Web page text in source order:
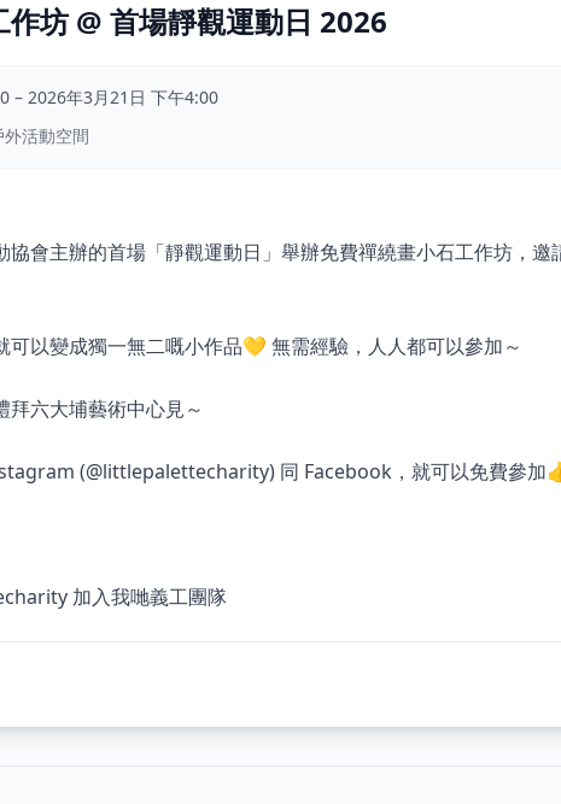
坊 @ 首場靜觀運動日 2026
– 2026年3月21日 下午4:00
活動空間
協會主辦的首場「靜觀運動日」舉辦免費禪繞畫小石工作坊，
可以變成獨一無二嘅小作品💛 無需經驗，人人都可以參加～
六大埔藝術中心見～
(@littlepalettecharity) 同 Facebook，就可以免費參加
加入我哋義工團隊